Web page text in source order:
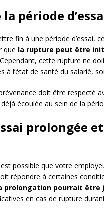
période
fin à une période
que la rupture peut être
cette rupture ne
à l’état de santé du salarié,
doit être respecté
écoulée au sein de la
prolongée
possible que votre
répondre à certaines
prolongation pourrait être
en cas de rupture